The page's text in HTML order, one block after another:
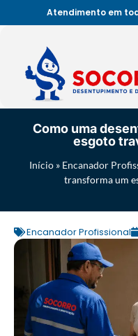
Atendimento em
Como uma
esgoto
Início » Encanador
transforma um
Encanador Profissional